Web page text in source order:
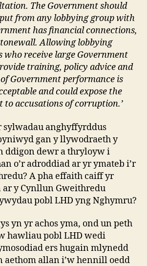
The Government should
from any lobbying group with
has financial connections,
Allowing lobbying
who receive large Government
training, policy advice and
Government performance is
and could expose the
to accusations of corruption.’
sylwadau anghyffyrddus
gan y llywodraeth y
ddigon dewr a thryloyw i
o’r adroddiad ar yr ymateb i’r
A pha effaith caiff yr
y Cynllun Gweithredu
pobl LHD yng Nghymru?
yn yr achos yma, ond un peth
hawliau pobl LHD wedi
ers hugain mlynedd
aethom allan i’w hennill oedd